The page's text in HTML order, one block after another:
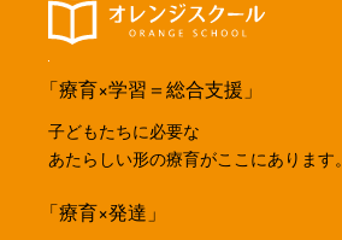
「療育×学習＝総合支援」
子どもたちに必要な
あたらしい形の療育がここにあります。
「療育×発達」